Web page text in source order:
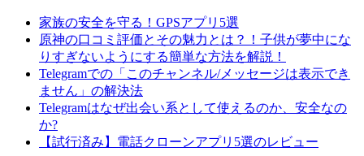
家族の安全を守る！GPSアプリ5選
原神の口コミ評価とその魅力とは？！子供が夢中にな
りすぎないようにする簡単な方法を解説！
Telegramでの「このチャンネル/メッセージは表示でき
ません」の解決法
Telegramはなぜ出会い系として使えるのか、安全なの
か?
【試行済み】電話クローンアプリ5選のレビュー